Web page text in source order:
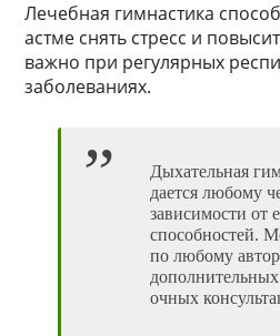
Лечебная гимнастика
астме снять стресс и
важно при регулярных
заболеваниях.
Дыхательная
дается любому
зависимости от
способностей.
по любому
очных